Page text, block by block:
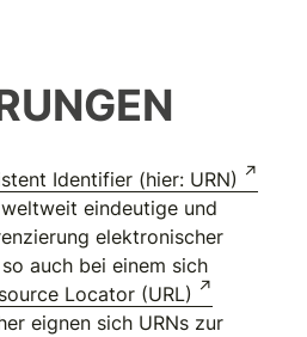
Identifier (hier: URN)
eindeutige und
elektronischer
auch bei einem sich
Locator (URL)
eignen sich URNs zur